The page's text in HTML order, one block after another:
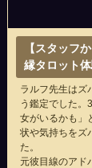
【スタッフ
縁タロット
ラルフ先生はズ
う鑑定でした。
女がいるかも」
状や気持ちをズ
た。
元彼目線のアド